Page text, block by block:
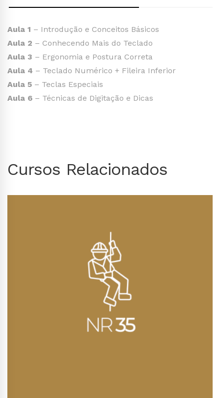
Aula 1 – Introdução e Conceitos Básicos
Aula 2 – Conhecendo Mais do Teclado
Aula 3 – Ergonomia e Postura Correta
Aula 4 – Teclado Numérico + Fileira Inferior
Aula 5 – Teclas Especiais
Aula 6 – Técnicas de Digitação e Dicas
Cursos Relacionados